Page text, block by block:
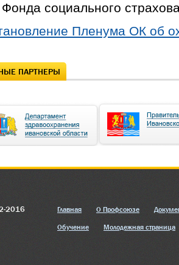
социального
Пленума ОК об
ПАРТНЕРЫ
2016 Главная О Профсоюзе
Обучение Молодежная страница